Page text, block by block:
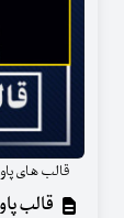
قالب های
قالب